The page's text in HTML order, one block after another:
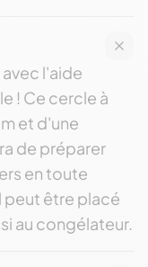
l'aide
! Ce cercle à
et d'une
de préparer
en toute
peut être placé
au congélateur.